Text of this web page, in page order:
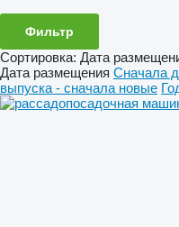
Фильтр
Сортировка: Дата
Дата размещения Сначала
выпуска - сначала новые